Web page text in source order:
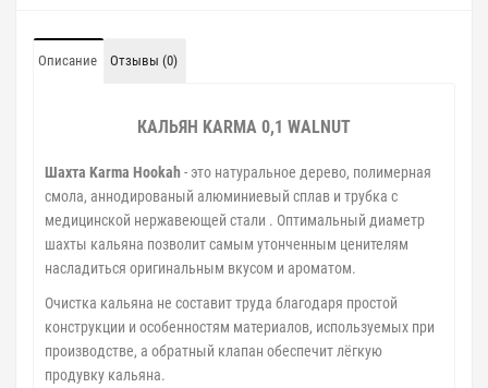
Описание Отзывы (0)
КАЛЬЯН KARMA 0,1 WALNUT
Шахта Karma Hookah- это натуральное дерево, полимерная
смола, аннодированый алюминиевый сплав и трубка с
медицинской нержавеющей стали . Оптимальный диаметр
шахты кальяна позволит самым утонченным ценителям
насладиться оригинальным вкусом и ароматом.
Очистка кальяна не составит труда благодаря простой
конструкции и особенностям материалов, используемых при
производстве, а обратный клапан обеспечит лёгкую
продувку кальяна.